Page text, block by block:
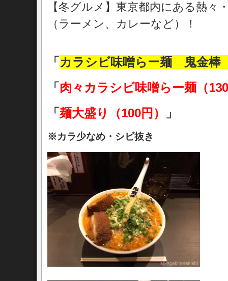
【冬グルメ】東京都内にある熱
（ラーメン、カレーなど）！
「 カラシビ味噌らー麺 鬼金
「 肉々カラシビ味噌らー麺（
「 麺大盛り（100円） 」
※カラ少なめ・シビ抜き